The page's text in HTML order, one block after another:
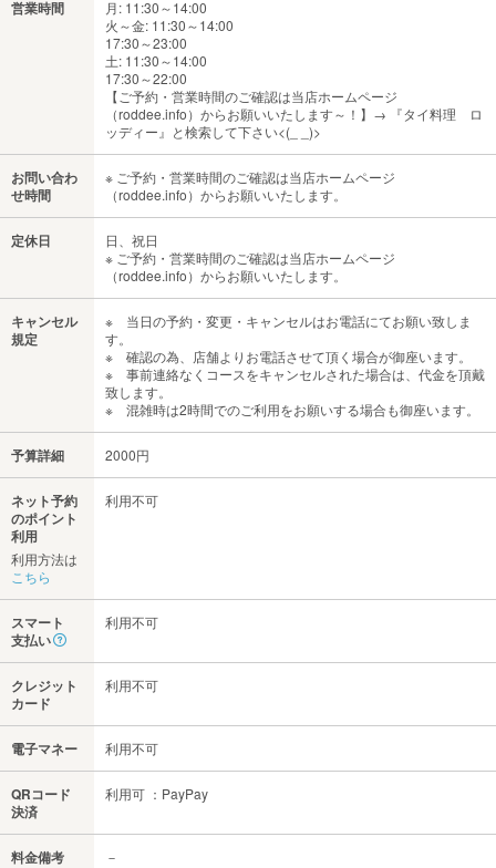
営業時間
月: 11:30～14:00
火～金: 11:30～14:00
17:30～23:00
土: 11:30～14:00
17:30～22:00
【ご予約・営業時間のご確認は当店ホームページ
（roddee.info）からお願いいたします～！】→ 『タイ料理 ロ
ッディー』と検索して下さい<(_ _)>
お問い合わ
せ時間
※ ご予約・営業時間のご確認は当店ホームページ
（roddee.info）からお願いいたします。
定休日
日、祝日
※ ご予約・営業時間のご確認は当店ホームページ
（roddee.info）からお願いいたします。
キャンセル
規定
※ 当日の予約・変更・キャンセルはお電話にてお願い致しま
す。
※ 確認の為、店舗よりお電話させて頂く場合が御座います。
※ 事前連絡なくコースをキャンセルされた場合は、代金を頂戴
致します。
※ 混雑時は2時間でのご利用をお願いする場合も御座います。
予算詳細 2000円
ネット予約
のポイント
利用
利用方法は
こちら
利用不可
スマート
支払い
利用不可
クレジット
カード
利用不可
電子マネー 利用不可
QRコード
決済
利用可 ：PayPay
料金備考 －